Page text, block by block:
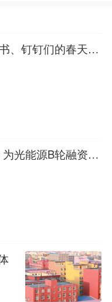
、钉钉们的春天来
光能源B轮融资数